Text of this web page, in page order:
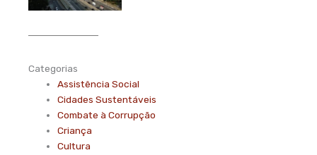
Categorias
Assistência Social
Cidades Sustentáveis
Combate à Corrupção
Criança
Cultura